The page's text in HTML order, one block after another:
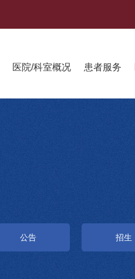
医院/科室概况 患者服务
公告 招生